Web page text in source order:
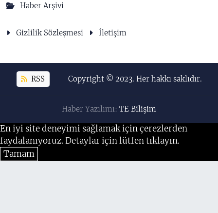
Haber Arşivi
Gizlilik Sözleşmesi İletişim
RSS Copyright © 2023. Her hakkı saklıdır.
Haber Yazılımı: TE Bilişim
En iyi site deneyimi sağlamak için çerezlerden
faydalanıyoruz. Detaylar için lütfen tıklayın.
Tamam